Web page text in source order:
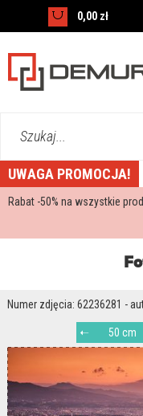
0,00 zł
Szukaj...
UWAGA PROMOCJA!
Rabat -50% na wszystkie
Numer zdjęcia: 62236281 -
50 cm